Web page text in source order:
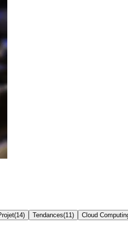
(14) Tendances(11 ) Cloud